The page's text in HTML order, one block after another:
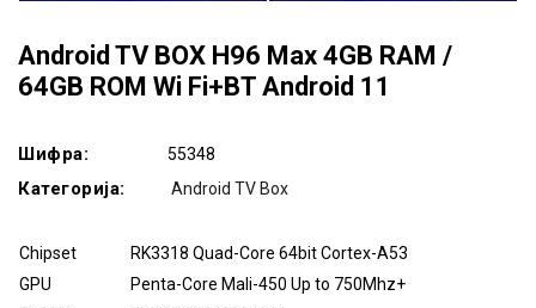
Android TV BOX H96 Max 4GB RAM /
64GB ROM Wi Fi+BT Android 11
Шифра: 55348
Категорија: Android TV Box
Chipset
RK3318 Quad-Core 64bit Cortex-A53
GPU
Penta-Core Mali-450 Up to 750Mhz+